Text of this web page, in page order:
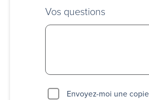
Vos questions
Envoyez-moi une copie